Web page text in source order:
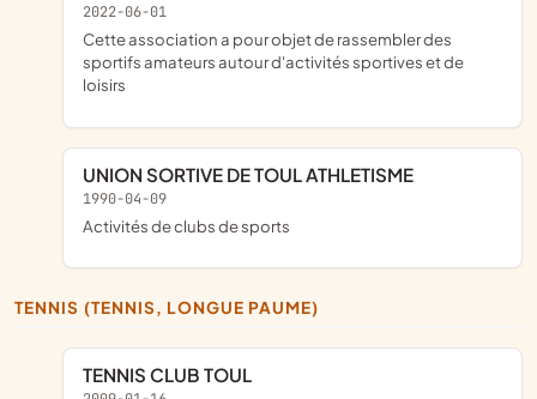
2022-06-01
cette association a pour objet de rassembler des
sportifs amateurs autour d'activités sportives et de
loisirs
UNION SORTIVE DE TOUL ATHLETISME
1990-04-09
Activités de clubs de sports
TENNIS (TENNIS, LONGUE PAUME)
TENNIS CLUB TOUL